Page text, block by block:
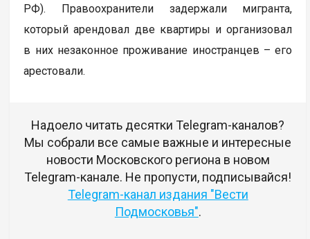
РФ). Правоохранители задержали мигранта,
который арендовал две квартиры и организовал
в них незаконное проживание иностранцев – его
арестовали.
Надоело читать десятки Telegram-каналов?
Мы собрали все самые важные и интересные
новости Московского региона в новом
Telegram-канале. Не пропусти, подписывайся!
Telegram-канал издания "Вести
Подмосковья".